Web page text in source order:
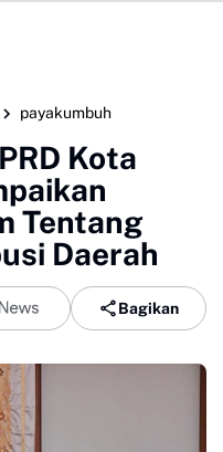
payakumbuh
Kota
Tentang
Daerah
Bagikan